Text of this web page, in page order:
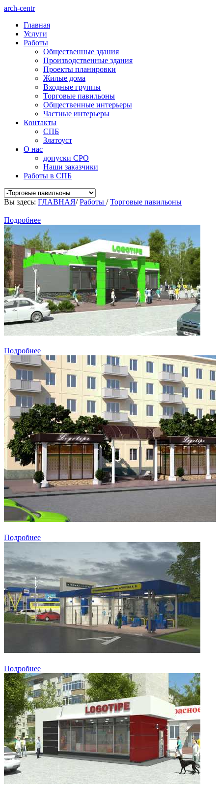
arch-centr
Главная
Услуги
Работы
Общественные здания
Производственные здания
Проекты планировки
Жилые дома
Входные группы
Торговые павильоны
Общественные интерьеры
Частные интерьеры
Контакты
СПБ
Златоуст
О нас
допуски СРО
Наши заказчики
Работы в СПБ
Вы здесь: ГЛАВНАЯ/Работы /Торговые павильоны
Подробнее
Подробнее
Подробнее
Подробнее